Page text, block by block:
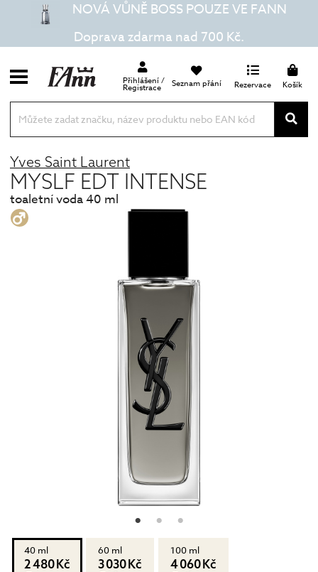
NOVÁ VŮNĚ BOSS POUZE VE FANN
Doprava zdarma nad 700 Kč.
Přihlášení /
Registrace Seznam přání Rezervace Košík
Yves Saint Laurent
MYSLF EDT INTENSE
toaletní voda 40 ml
40 ml
2 480 Kč
60 ml
3 030 Kč
100 ml
4 060 Kč